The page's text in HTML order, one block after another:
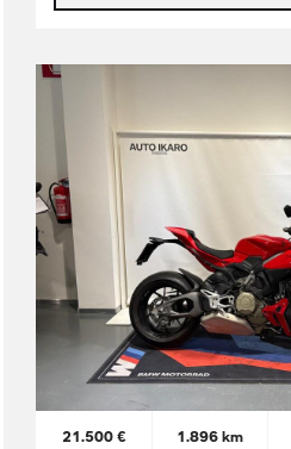
21.500 € 1.896 km